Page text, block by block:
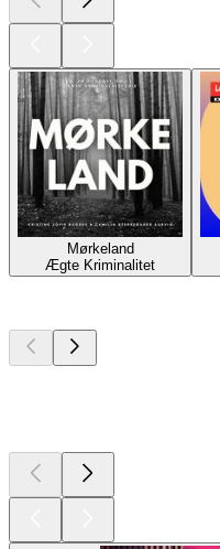
Mørkeland
Ægte Kriminalitet